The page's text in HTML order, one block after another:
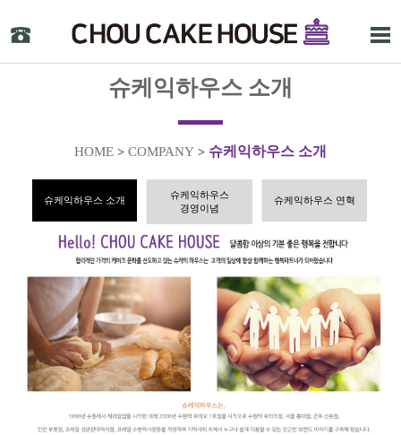
슈케익하우스 소개
HOME > COMPANY > 슈케익하우스 소개
슈케익하우스 소개
슈케익하우스
경영이념
슈케익하우스 연혁